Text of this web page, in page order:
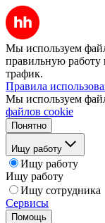
Мы используем
правильную работу
трафик.
Правила
Мы используем
файлов cookie
Понятно
Ищу работу
Ищу работу
Ищу работу
Ищу сотрудника
Сервисы
Помощь